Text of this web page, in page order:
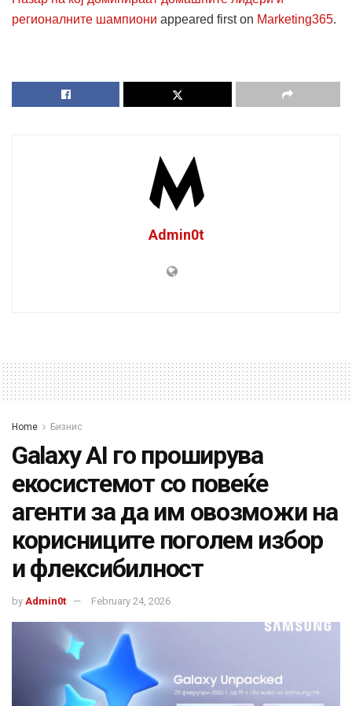
регионалните шампиони appeared first on Marketing365.
Admin0t
Home Бизнис
Galaxy AI го проширува
екосистемот со повеќе
агенти за да им овозможи на
корисниците поголем избор
и флексибилност
by Admin0t February 24, 2026